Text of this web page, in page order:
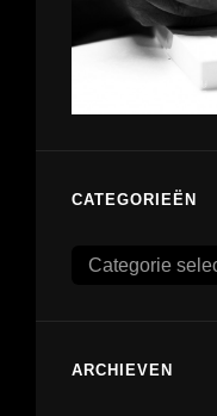
CATEGORIEËN
Categorieën
ARCHIEVEN